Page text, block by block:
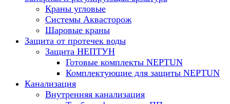
Краны угловые
Системы Аквасторож
Шаровые краны
Защита от протечек воды
Защита НЕПТУН
Готовые комплекты NEPTUN
Комплектующие для защиты NEPTUN
Канализация
Внутренняя канализация